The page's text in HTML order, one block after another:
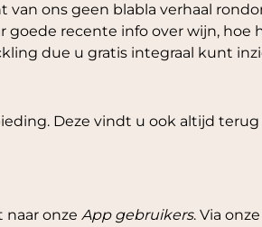
ons geen blabla verhaal
goede recente info over wijn, hoe
due u gratis integraal kunt
Deze vindt u ook altijd
onze App gebruikers. Via